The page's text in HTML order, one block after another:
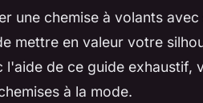
une chemise à volants
mettre en valeur votre
l'aide de ce guide exhaustif,
à la mode.